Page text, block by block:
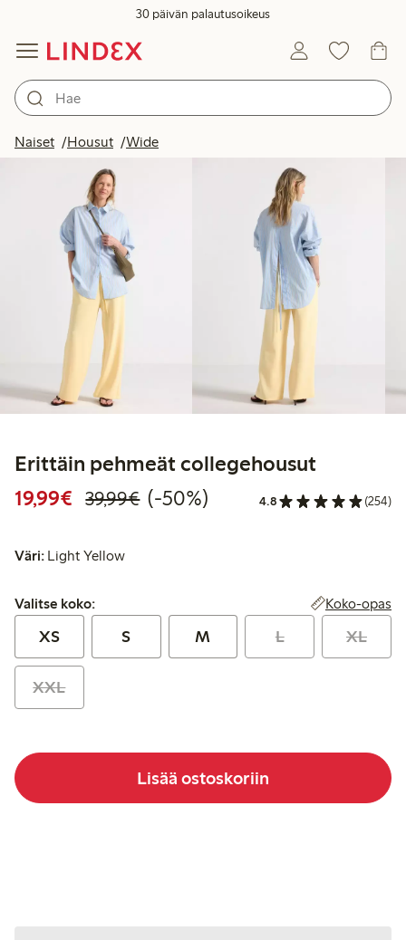
30 päivän palautusoikeus
Naiset Housut Wide
Erittäin pehmeät collegehousut
19,99€ Alennettu hinta: 19,99 €
39,99€Normaalihinta: 39,99 €
50% alennus
(-50%) 4.8 (254)
Väri: Light Yellow
Valitse koko:
Valitse koko: Koko-opas
XS S M L XL
XXL
Lisää ostoskoriin